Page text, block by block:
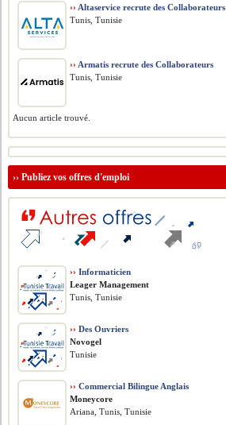
›› Altaservice recrute des Collaborateurs
Tunis, Tunisie
›› Armatis recrute des Collaborateurs
Tunis, Tunisie
Aucun article trouvé.
››Publiez vos offres d'emploi
›› Informaticien
Leager Management
Tunis, Tunisie
›› Des Ouvriers
Novogel
Tunisie
›› Commercial Bilingue Anglais
Moneycore
Ariana, Tunis, Tunisie